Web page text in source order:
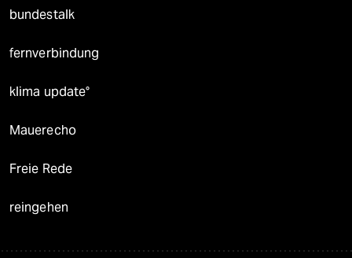
bundestalk
fernverbindung
klima update°
Mauerecho
Freie Rede
reingehen